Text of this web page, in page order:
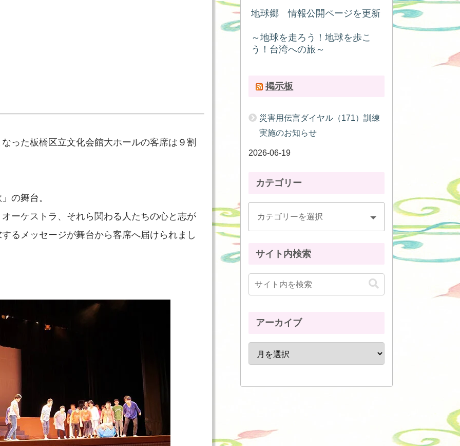
った板橋区立文化会館大ホールの客席は９割
の舞台。
ーケストラ、それら関わる人たちの心と志が
るメッセージが舞台から客席へ届けられまし
地球郷 情報公開ページを更新
～地球を走ろう！地球を歩こ
う！台湾への旅～
掲示板
災害用伝言ダイヤル（171）訓練
実施のお知らせ
2026-06-19
カテゴリー
サイト内検索
アーカイブ